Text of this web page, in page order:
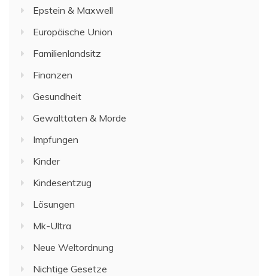
Epstein & Maxwell
Europäische Union
Familienlandsitz
Finanzen
Gesundheit
Gewalttaten & Morde
Impfungen
Kinder
Kindesentzug
Lösungen
Mk-Ultra
Neue Weltordnung
Nichtige Gesetze